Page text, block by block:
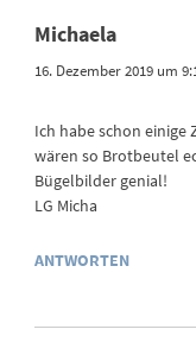
Michaela
16. Dezember 2019 um
Ich habe schon einige
wären so Brotbeutel
Bügelbilder genial!
LG Micha
ANTWORTEN